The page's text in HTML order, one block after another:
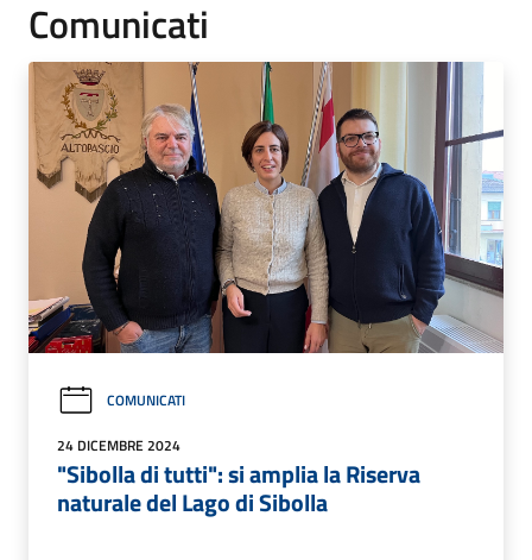
Comunicati
COMUNICATI
24 DICEMBRE 2024
"Sibolla di tutti": si amplia la Riserva
naturale del Lago di Sibolla